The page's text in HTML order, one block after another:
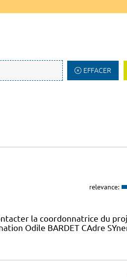
EFFACER
relevance:
la coordonnatrice du
Odile BARDET CAdre